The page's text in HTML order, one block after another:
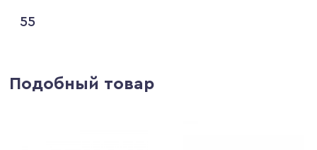
55
Подобный товар